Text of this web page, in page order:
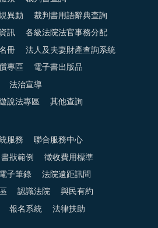
異動 裁判書用語辭典查詢
訊 各級法院法官事務分配
冊 法人及夫妻財產查詢系統
專區 電子書出版品
法治宣導
說法專區 其他查詢
服務 聯合服務中心
書狀範例 徵收費用標準
子筆錄 法院遠距訊問
認識法院 與民有約
報名系統 法律扶助